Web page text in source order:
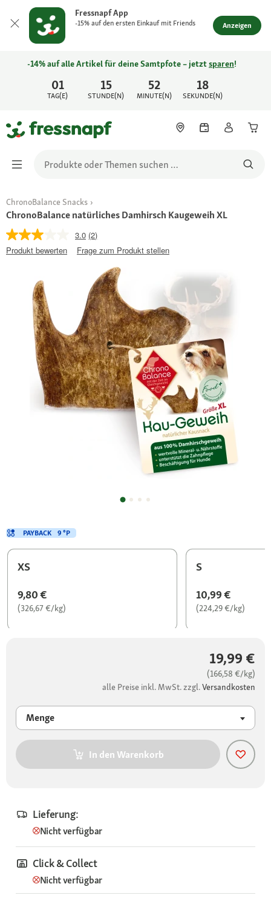
Fressnapf App
-15% auf den ersten Einkauf mit Friends Anzeigen
01
TAG(E)
15
STUNDE(N)
52
MINUTE(N)
18
SEKUNDE(N)
-14% auf alle Artikel für deine Samtpfote – jetztsparen!
ChronoBalance Snacks
ChronoBalance natürliches Damhirsch Kaugeweih XL
3.0 (2)
Produkt bewerten
Frage zum Produkt stellen
XS
9,80 €
(326,67 €/kg)
S
10,99 €
(224,29 €/kg)
19,99 €
(166,58 €/kg)
alle Preise inkl. MwSt. zzgl.Versandkosten
Menge
In den Warenkorb
Lieferung:
Nicht verfügbar
Click & Collect
Nicht verfügbar
PAYBACK 9 °P